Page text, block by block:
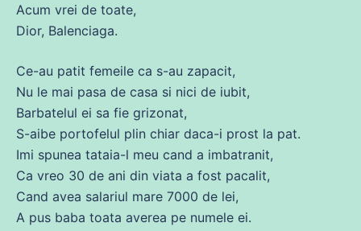
Acum vrei de toate,
Dior, Balenciaga.
Ce-au patit femeile ca s-au zapacit,
Nu le mai pasa de casa si nici de iubit,
Barbatelul ei sa fie grizonat,
S-aibe portofelul plin chiar daca-i prost la pat.
Imi spunea tataia-l meu cand a imbatranit,
Ca vreo 30 de ani din viata a fost pacalit,
Cand avea salariul mare 7000 de lei,
A pus baba toata averea pe numele ei.